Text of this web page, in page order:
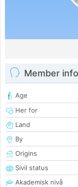
Member
Age
Her for
Land
By
Origins
Sivil status
Akademisk nivå